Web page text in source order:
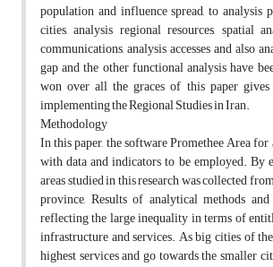
population and influence spread, to analysis
cities, analysis regional resources, spatial
communications, analysis accesses and also
gap and the other functional analysis have
won over all the graces of this paper
implementing the Regional Studies in Iran.
Methodology
In this paper, the software Promethee Area
with data and indicators to be employed. By
areas studied in this research was collected
province, Results of analytical methods
reflecting the large inequality in terms of
infrastructure and services. As big cities of
highest services and go towards the smaller